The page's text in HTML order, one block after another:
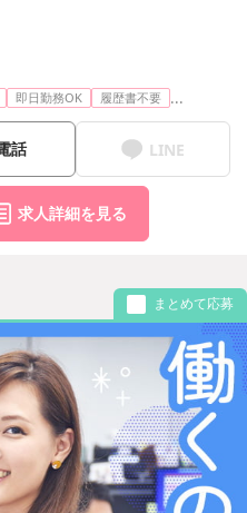
即日勤務OK 履歴書不要 ...
話 LINE
求人詳細を見る
まとめて応募